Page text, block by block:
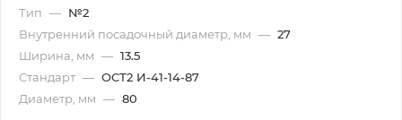
Тип — №2
Внутренний посадочный диаметр, мм — 27
Ширина, мм — 13.5
Стандарт — ОСТ2 И-41-14-87
Диаметр, мм — 80